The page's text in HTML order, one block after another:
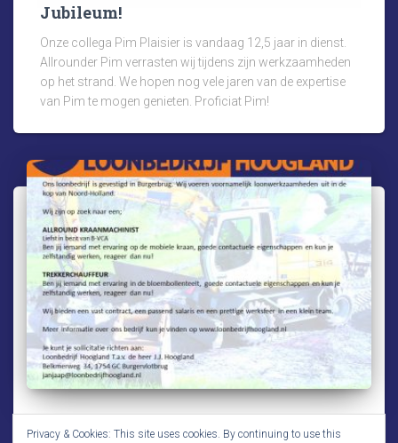
Jubileum!
Onze collega Pim Plaisier is vandaag 12,5 jaar in dienst.
Allrounder Pim verrasten wij tijdens zijn werkzaamheden
op het strand. We hopen nog vele jaren van de expertise
van Pim te mogen genieten. Proficiat Pim!
Privacy & Cookies: This site uses cookies. By continuing to use this